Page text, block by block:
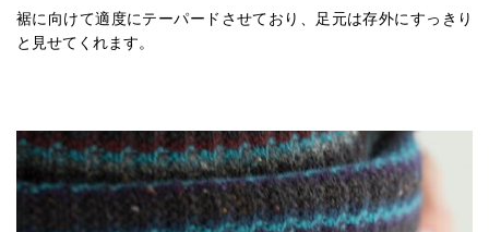
裾に向けて適度にテーパードさせており、足元は存外にすっきり
と見せてくれます。